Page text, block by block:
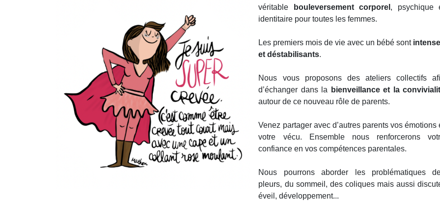
véritable
bouleversement corporel , psychique
identitaire pour toutes les femmes.
Les premiers mois de vie avec un bébé sont
et déstabilisants.
Nous vous proposons des ateliers collectifs
d’échanger dans la
bienveillance et la
autour de ce nouveau rôle de parents.
Venez partager avec d’autres parents vos émotions
votre vécu. Ensemble nous renforcerons
confiance en vos compétences parentales.
Nous pourrons aborder les problématiques
pleurs, du sommeil, des coliques mais aussi
éveil, développement...